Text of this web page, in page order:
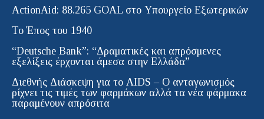
ActionAid: 88.265 GOAL στο Υπουργείο Εξωτερικών
Το Έπος του 1940
“Deutsche Bank”: “Δραματικές και απρόσμενες
εξελίξεις έρχονται άμεσα στην Ελλάδα”
Διεθνής Διάσκεψη για το AIDS – Ο ανταγωνισμός
ρίχνει τις τιμές των φαρμάκων αλλά τα νέα φάρμακα
παραμένουν απρόσιτα